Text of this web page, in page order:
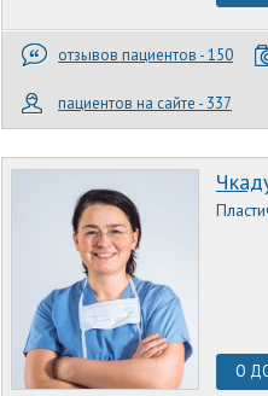
отзывов пациентов - 150
пациентов на сайте - 337
О